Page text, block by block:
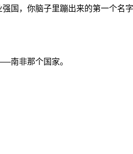
国，你脑子里蹦出来的第一个名字
南非那个国家。